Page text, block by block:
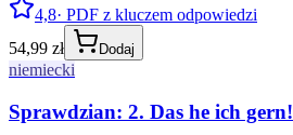
4,8· PDF z kluczem odpowiedzi
54,99 zł
Dodaj
niemiecki
Sprawdzian: 2. Das he ich